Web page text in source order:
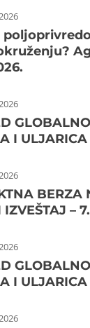
I
BERZA
–
I